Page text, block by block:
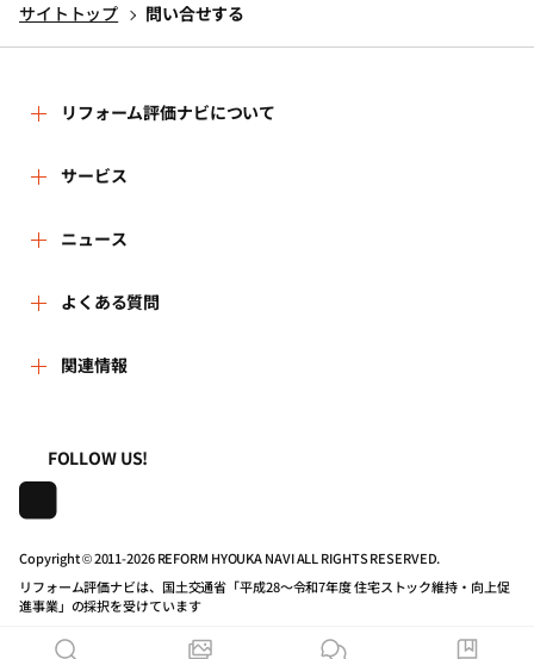
4.当財団から付与されたＩＤ・パスワード(以下、「アカウン
当サイトのサービスを利用する可能性があります。ユー
ウントに関しては慎重に管理してください。
とに起因して、万一何らかの損害や不利益を被ることが
ません。あらかじめご了承ください。
登録されたリフォーム事業者(以下、「登録事業者」)への
照会、見積依頼のサービスを利用することができます。
とするときは、当サイトの事業者ページの「問合せる」ボ
タンないし「見積を依頼する(最大5件)」ボタンをクリック
していただき、「お問合せ画面」ないし「見積依頼フォー
ム画面」に所定の必要な情報を入力する方法で行ってくだ
2.個人情報を、本人から直接書面によって取得する場合は、
当財団名、個人情報保護管理者名及び連絡先、利用目的等
ます。
で行います。
合や、人命・財産の保護などやむを得ない場合を除き、本
人の承諾なしに第三者に開示・提供いたしません。
6.個人情報の処理を外部へ委託する場合は、漏洩や第三者へ
7.保有する個人情報について、本人より自己の情報の開示を
求められた場合には、当財団の問合せ窓口まで連絡いただ
また、開示の結果、誤った情報があり、訂正や削除が求め
サイトトップ 問い合せする
リフォーム評価ナビについて
リフォーム評価ナビとは
運営体制
はじめての方へ
事務局へのお問い合せ
地域の相談窓口のみなさまへ
リフォーム会社一覧
住宅関連機関リンク集
リフォーム評価ナビPRO
サービス
リフォーム会社を探す
リフォーム事例を見る
リフォームを相談する
動画で学べるリフォームの基礎知識
マイページの活用
ニュース
新着情報
講習会・セミナー
よくある質問
よくある質問
動作推奨環境について
公式バナーのダウンロード
関連情報
株式会社日本建築住宅センター
FOLLOW US!
Copyright © 2011-2026 REFORM HYOUKA NAVI ALL RIGHTS RESERVED.
リフォーム評価ナビは、国土交通省「平成28～令和7年度 住宅ストック維持・向上促
進事業」の採択を受けています